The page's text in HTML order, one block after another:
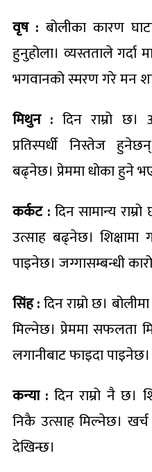
वृष : बोलीका कारण
हुनुहोला। व्यस्तताले
भगवानको स्मरण गरे मन
मिथुन : दिन राम्रो
प्रतिस्पर्धी निस्तेज
बढ्नेछ। प्रेममा धोका हुने
कर्कट :दिन सामान्य
उत्साह बढ्नेछ। शिक्षामा
पाइनेछ। जग्गासम्बन्धी
सिंह :दिन राम्रो छ।
मिल्नेछ। प्रेममा सफलता
लगानीबाट फाइदा पाइनेछ।
कन्या : दिन राम्रो नै छ।
निकै उत्साह मिल्नेछ।
देखिन्छ।